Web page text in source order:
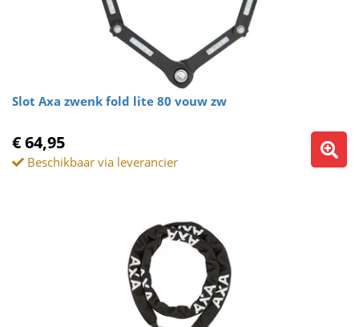
Slot Axa zwenk fold lite 80 vouw zw
€ 64,95
Beschikbaar via leverancier